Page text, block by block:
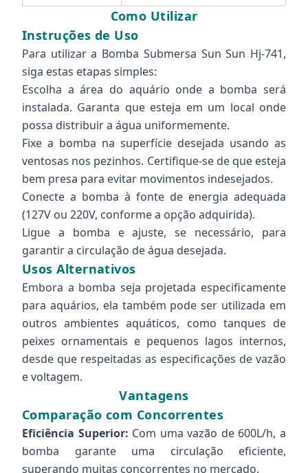
Como Utilizar
Instruções de Uso
Para utilizar a Bomba Submersa Sun Sun Hj-741,
siga estas etapas simples:
Escolha a área do aquário onde a bomba será
instalada. Garanta que esteja em um local onde
possa distribuir a água uniformemente.
Fixe a bomba na superfície desejada usando as
ventosas nos pezinhos. Certifique-se de que esteja
bem presa para evitar movimentos indesejados.
Conecte a bomba à fonte de energia adequada
(127V ou 220V, conforme a opção adquirida).
Ligue a bomba e ajuste, se necessário, para
garantir a circulação de água desejada.
Usos Alternativos
Embora a bomba seja projetada especificamente
para aquários, ela também pode ser utilizada em
outros ambientes aquáticos, como tanques de
peixes ornamentais e pequenos lagos internos,
desde que respeitadas as especificações de vazão
e voltagem.
Vantagens
Comparação com Concorrentes
Eficiência Superior: Com uma vazão de 600L/h, a
bomba garante uma circulação eficiente,
superando muitas concorrentes no mercado.